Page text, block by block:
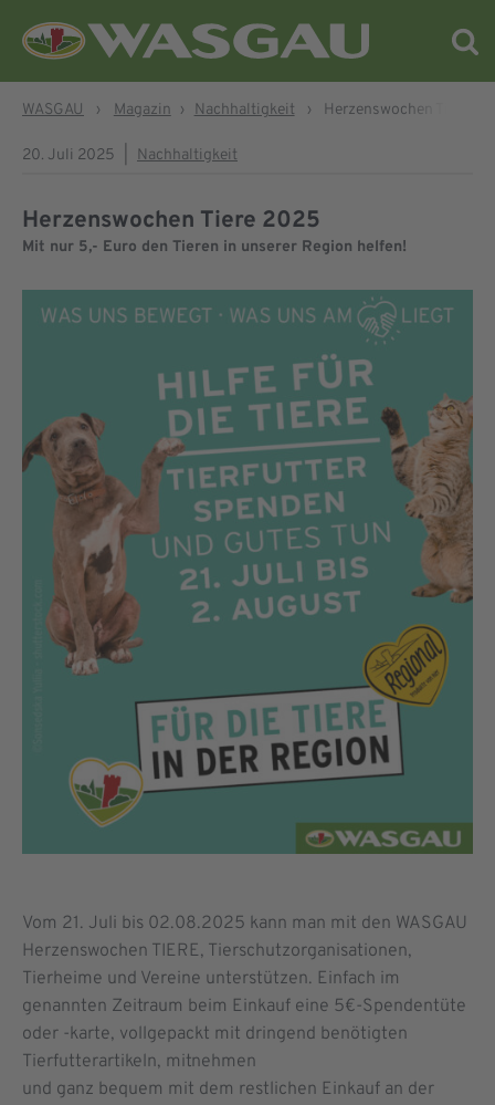
WASGAU › Magazin › Nachhaltigkeit › Herzenswochen Tiere
20. Juli 2025 Nachhaltigkeit
Herzenswochen Tiere 2025
Mit nur 5,- Euro den Tieren in unserer Region helfen!
Vom 21. Juli bis 02.08.2025 kann man mit den WASGAU
Herzenswochen TIERE, Tierschutzorganisationen,
Tierheime und Vereine unterstützen. Einfach im
genannten Zeitraum beim Einkauf eine 5€-Spendentüte
oder -karte, vollgepackt mit dringend benötigten
Tierfutterartikeln, mitnehmen
und ganz bequem mit dem restlichen Einkauf an der